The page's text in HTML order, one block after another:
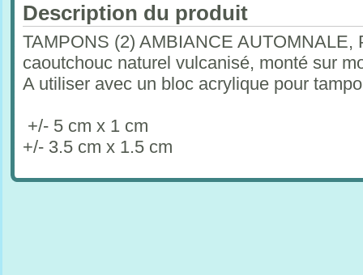
Description du produit
TAMPONS (2) AMBIANCE AUTOMNALE,
caoutchouc naturel vulcanisé, monté sur
A utiliser avec un bloc acrylique pour
+/- 5 cm x 1 cm
+/- 3.5 cm x 1.5 cm